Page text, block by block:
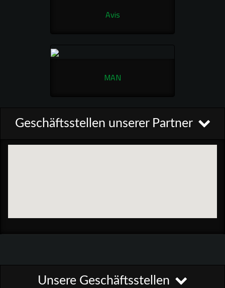
Avis
MAN
Geschäftsstellen unserer Partner
Unsere Geschäftsstellen